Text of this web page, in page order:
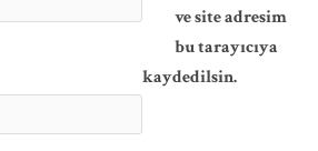
ve site adresim
bu tarayıcıya
kaydedilsin.